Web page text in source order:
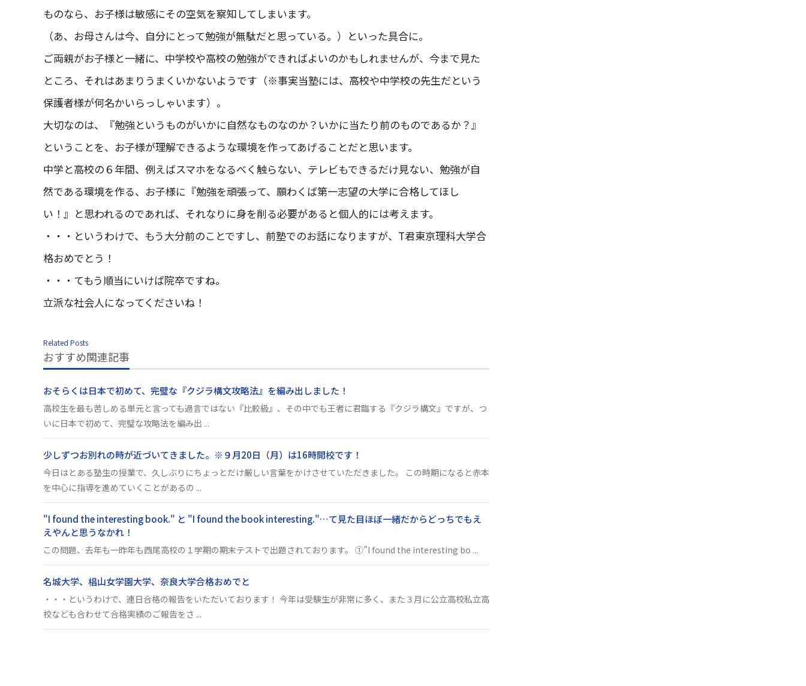
ものなら、お子様は敏感にその空気を察知してしまいます。
（あ、お母さんは今、自分にとって勉強が無駄だと思っている。）といった具合に。
ご両親がお子様と一緒に、中学校や高校の勉強ができればよいのかもしれませんが、今まで見た
ところ、それはあまりうまくいかないようです（※事実当塾には、高校や中学校の先生だという
保護者様が何名かいらっしゃいます）。
大切なのは、『勉強というものがいかに自然なものなのか？いかに当たり前のものであるか？』
ということを、お子様が理解できるような環境を作ってあげることだと思います。
中学と高校の６年間、例えばスマホをなるべく触らない、テレビもできるだけ見ない、勉強が自
然である環境を作る、お子様に『勉強を頑張って、願わくば第一志望の大学に合格してほし
い！』と思われるのであれば、それなりに身を削る必要があると個人的には考えます。
・・・というわけで、もう大分前のことですし、前塾でのお話になりますが、T君東京理科大学合
格おめでとう！
・・・てもう順当にいけば院卒ですね。
立派な社会人になってくださいね！
Related Posts
おすすめ関連記事
おそらくは日本で初めて、完璧な『クジラ構文攻略法』を編み出しました！
高校生を最も苦しめる単元と言っても過言ではない『比較級』、その中でも王者に君臨する『クジラ構文』ですが、つ
いに日本で初めて、完璧な攻略法を編み出 ...
少しずつお別れの時が近づいてきました。※９月20日（月）は16時開校です！
今日はとある塾生の授業で、久しぶりにちょっとだけ厳しい言葉をかけさせていただきました。 この時期になると赤本
を中心に指導を進めていくことがあるの ...
"I found the interesting book." と "I found the book interesting."…て見た目ほぼ一緒だからどっちでもえ
えやんと思うなかれ！
この問題、去年も一昨年も西尾高校の１学期の期末テストで出題されております。 ①”I found the interesting bo ...
名城大学、椙山女学園大学、奈良大学合格おめでと
・・・というわけで、連日合格の報告をいただいております！ 今年は受験生が非常に多く、また３月に公立高校私立高
校なども合わせて合格実績のご報告をさ ...